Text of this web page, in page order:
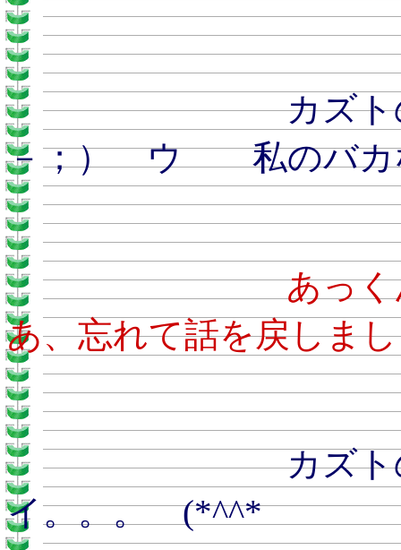
カズトのおと
－；） ウ 私のバカな
あ
あ、忘れて話を戻しま
カズトのおと
イ。。。 (*^^*ゞ